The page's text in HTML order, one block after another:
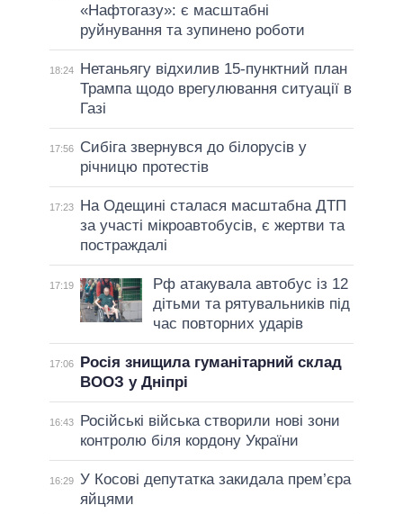
«Нафтогазу»: є масштабні
руйнування та зупинено роботи
18:24
Нетаньягу відхилив 15-пунктний план
Трампа щодо врегулювання ситуації в
Газі
17:56
Сибіга звернувся до білорусів у
річницю протестів
17:23
На Одещині сталася масштабна ДТП
за участі мікроавтобусів, є жертви та
постраждалі
17:19
Рф атакувала автобус із 12
дітьми та рятувальників під
час повторних ударів
17:06
Росія знищила гуманітарний склад
ВООЗ у Дніпрі
16:43
Російські війська створили нові зони
контролю біля кордону України
16:29 У Косові депутатка закидала прем’єра
яйцями